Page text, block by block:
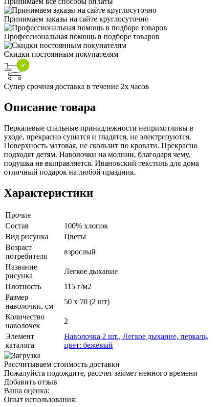
Принимаем заказы на сайте круглосуточно
Профессиональная помощь в подборе товаров
Скидки постоянным покупателям
Супер срочная доставка в течение 2х часов
Описание товара
Перкалевые спальные принадлежности неприхотливы в
уходе, прекрасно сушатся и гладятся, не электризуются.
Поверхность матовая, не скользит по кровати. Прекрасно
подходят детям. Наволочки на молнии, благодаря чему,
подушка не выправляется. Ивановский текстиль для дома
отличный подарок на любой праздник.
Характеристики
Прочие
Состав
100% хлопок
Вид рисунка
Цветы
Возраст
потребителя
взрослый
Название
рисунка
Легкое дыхание
Плотность
115 г/м2
Размер
наволочки, см
50 х 70 (2 шт)
Количество
наволочек
2
Элемент
каталога
Наволочка 2 шт., Легкое дыхание, перкаль,
цвет: бежевый
Рассчитываем стоимость доставки
Пожалуйста подождите, рассчет займет немного времени
Добавить отзыв
Ваша оценка:
Опыт использования: